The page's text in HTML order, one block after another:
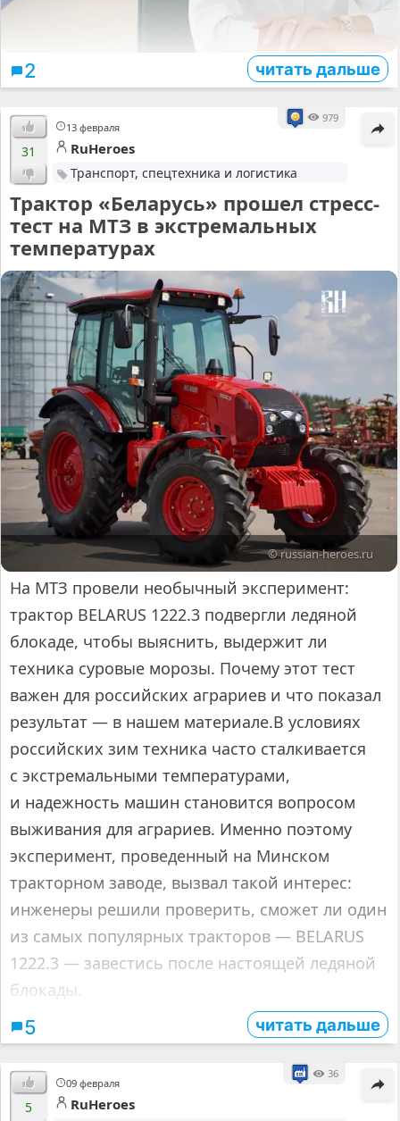
2 читать дальше
13 февраля
979
31 RuHeroes
Транспорт, спецтехника и логистика
Трактор «Беларусь» прошел стресс-
тест на МТЗ в экстремальных
температурах
© russian-heroes.ru
На МТЗ провели необычный эксперимент:
трактор BELARUS 1222.3 подвергли ледяной
блокаде, чтобы выяснить, выдержит ли
техника суровые морозы. Почему этот тест
важен для российских аграриев и что показал
результат — в нашем материале.В условиях
российских зим техника часто сталкивается
с экстремальными температурами,
и надежность машин становится вопросом
выживания для аграриев. Именно поэтому
эксперимент, проведенный на Минском
тракторном заводе, вызвал такой интерес:
инженеры решили проверить, сможет ли один
из самых популярных тракторов — BELARUS
1222.3 — завестись после настоящей ледяной
блокады.
5 читать дальше
09 февраля
36
5 RuHeroes